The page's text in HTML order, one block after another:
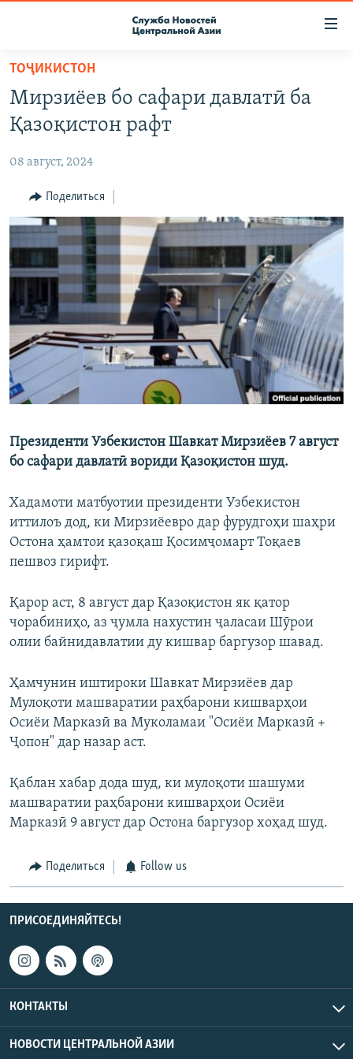
Вернуться
основному
содержанию
навигации
Вернутся
поиску
ПОДПИСКА
RFE/RL ДИРЕКТ
НАСТОЯЩЕЕ ВРЕМЯ
МИГРАНТ МЕДИА
ТОҶИКИСТОН
Мирзиёев бо сафари давлатӣ ба
Қазоқистон рафт
08 август, 2024
Поделиться
Президенти Узбекистон Шавкат Мирзиёев 7 август
бо сафари давлатӣ вориди Қазоқистон шуд.
Хадамоти матбуотии президенти Узбекистон
иттилоъ дод, ки Мирзиёевро дар фурудгоҳи шаҳри
Остона ҳамтои қазоқаш Қосимҷомарт Тоқаев
пешвоз гирифт.
Қарор аст, 8 август дар Қазоқистон як қатор
чорабиниҳо, аз ҷумла нахустин ҷаласаи Шӯрои
олии байнидавлатии ду кишвар баргузор шавад.
Ҳамчунин иштироки Шавкат Мирзиёев дар
Мулоқоти машваратии раҳбарони кишварҳои
Осиёи Марказӣ ва Муколамаи "Осиёи Марказӣ +
Ҷопон" дар назар аст.
Қаблан хабар дода шуд, ки мулоқоти шашуми
машваратии раҳбарони кишварҳои Осиёи
Марказӣ 9 август дар Остона баргузор хоҳад шуд.
Поделиться Follow us
ПРИСОЕДИНЯЙТЕСЬ!
КОНТАКТЫ
НОВОСТИ ЦЕНТРАЛЬНОЙ АЗИИ